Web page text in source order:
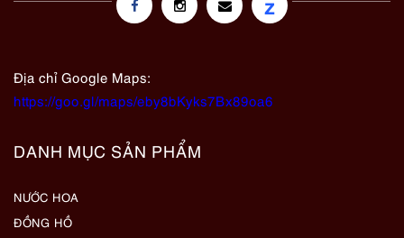
Địa chỉ Google Maps:
https://goo.gl/maps/eby8bKyks7Bx89oa6
DANH MỤC SẢN PHẨM
NƯỚC HOA
ĐỒNG HỒ